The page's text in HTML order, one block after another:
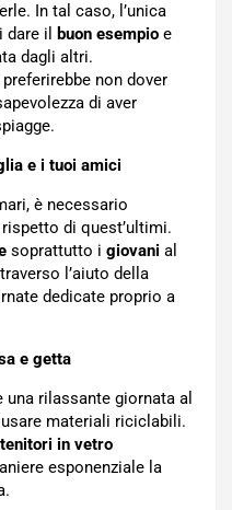
In tal caso, l’unica
il
buon esempio e
dagli altri.
non dover
di aver
e i tuoi amici
è necessario
di quest’ultimi.
soprattutto i giovani al
l’aiuto della
dedicate proprio a
e getta
rilassante giornata al
materiali riciclabili.
in vetro
esponenziale la